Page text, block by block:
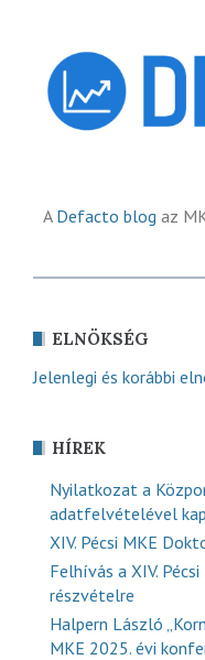
A Defacto blog az
ELNÖKSÉG
Jelenlegi és korábbi
HÍREK
Nyilatkozat a
adatfelvételével
XIV. Pécsi MKE
Felhívás a XIV.
részvételre
Halpern László
MKE 2025. évi